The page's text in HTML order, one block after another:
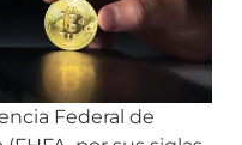
Federal de